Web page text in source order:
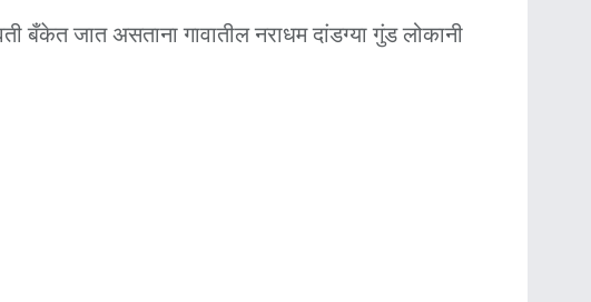
बँकेत जात असताना गावातील नराधम दांडग्या गुंड लोकानी